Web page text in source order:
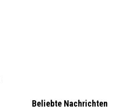
Beliebte Nachrichten